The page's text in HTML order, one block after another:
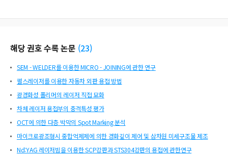
해당 권호 수록 논문 (23)
SEM - WELDER를 이용한 MICRO - JOINING에 관한 연구
펄스레이저를 이용한 자동차 외판 용접 방법
광경화성 폴리머의 레이저 직접 묘화
차체 레이저 용접부의 충격특성 평가
OCT에 의한 다층 박막의 Spot Marking 분석
마이크로광조형시 중합억제제에 의한 경화깊이 제어 및 삼차원 미세구조물 제조
Nd:YAG 레이저빔을 이용한 SCP강판과 STS304강판의 용접에 관한연구